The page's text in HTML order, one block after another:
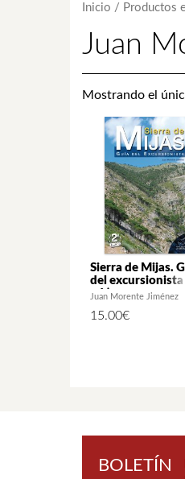
Inicio / Productos
Juan
Mostrando el
Sierra de Mijas.
del excursionista
ed.)
Juan Morente Jiménez
15.00€
BOLETÍN